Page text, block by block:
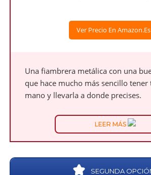
Ver Precio En Amazon.es
Una fiambrera metálica con una
que hace mucho más sencillo tener
mano y llevarla a donde precises.
LEER MÁS
SEGUNDA